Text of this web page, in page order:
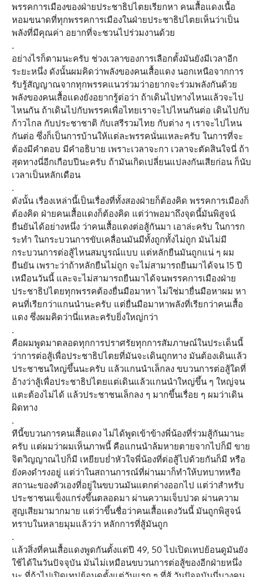
พรรคการเมืองของฝ่ายประชาธิปไตยเรียกหา คนเสื้อแดงเนื้อ
หอมขนาดที่ทุกพรรคการเมืองในฝ่ายประชาธิปไตยเห็นว่าเป็น
พลังที่มีคุณค่า อยากที่จะชวนไปร่วมงานด้วย
.
อย่างไรก็ตามนะครับ ช่วงเวลาของการเลือกตั้งมันยังมีเวลาอีก
ระยะหนึ่ง ดังนั้นผมคิดว่าพลังของคนเสื้อแดง นอกเหนือจากการ
รับรู้สัญญาณจากทุกพรรคแนวร่วมว่าอยากจะร่วมพลังกันด้วย
พลังของคนเสื้อแดงยังอยากรู้ต่อว่า ถ้าเดินไปทางไหนแล้วจะไป
ไหนกัน ถ้าเดินไปกับพรรคเพื่อไทยเราจะไปไหนกันต่อ เดินไปกับ
ก้าวไกล กับประชาชาติ กับเสรีรวมไทย กับต่าง ๆ เราจะไปไหน
กันต่อ ซึ่งก็เป็นการบ้านให้แต่ละพรรคนั่นแหละครับ ในการที่จะ
ต้องมีคำตอบ มีคำอธิบาย เพราะเวลาจะกา เวลาจะตัดสินใจนี่ ถ้า
สุดทางนี่อีกเกือบปีนะครับ ถ้ามันเกิดเปลี่ยนแปลงกันเสียก่อน ก็นับ
เวลาเป็นหลักเดือน
.
ดังนั้น เรื่องเหล่านี้เป็นเรื่องที่ทั้งสองฝ่ายก็ต้องคิด พรรคการเมืองก็
ต้องคิด ฝ่ายคนเสื้อแดงก็ต้องคิด แต่ว่าพอมาถึงจุดนี้มันพิสูจน์
ยืนยันได้อย่างหนึ่ง ว่าคนเสื้อแดงต่อสู้กันมา เอาล่ะครับ ในการก
ระทำ ในกระบวนการขับเคลื่อนมันมีทั้งถูกทั้งไม่ถูก มันไม่มี
กระบวนการต่อสู้ไหนสมบูรณ์แบบ แต่หลักยืนมันถูกแน่ ๆ ผม
ยืนยัน เพราะว่าถ้าหลักยืนไม่ถูก จะไม่สามารถยืนมาได้จน 15 ปี
เหมือนวันนี้ และจะไม่สามารถยืนมาได้จนพรรคการเมืองฝ่าย
ประชาธิปไตยทุกพรรคต้องยื่นมือมาหา ไม่ใช่มายื่นมือหาผม หา
คนที่เรียกว่าแกนนำนะครับ แต่ยื่นมือมาหาพลังที่เรียกว่าคนเสื้อ
แดง ซึ่งผมคิดว่านี่แหละครับยิ่งใหญ่กว่า
.
คือผมพูดมาตลอดทุกการปราศรัยทุกการสัมภาษณ์ในประเด็นนี้
ว่าการต่อสู้เพื่อประชาธิปไตยที่มันจะเดินถูกทาง มันต้องเดินแล้ว
ประชาชนใหญ่ขึ้นนะครับ แล้วแกนนำเล็กลง ขบวนการต่อสู้ใดที่
อ้างว่าสู้เพื่อประชาธิปไตยแต่เดินแล้วแกนนำใหญ่ขึ้น ๆ ใหญ่จน
แตะต้องไม่ได้ แล้วประชาชนเล็กลง ๆ มากขึ้นเรื่อย ๆ ผมว่าเดิน
ผิดทาง
.
ทีนี้ขบวนการคนเสื้อแดง ไม่ได้พูดเข้าข้างพี่น้องที่ร่วมสู้กันมานะ
ครับ แต่ผมว่าผมเห็นภาพนี้ คือแกนนำล้มหายตายจากไปก็มี ขาย
จิตวิญญาณไปก็มี เหยียบย่ำหัวใจพี่น้องที่ต่อสู้ไปด้วยกันก็มี หรือ
ยังคงดำรงอยู่ แต่ว่าในสถานการณ์ที่ผ่านมาก็ทำให้บทบาทหรือ
สถานะของตัวเองที่อยู่ในขบวนมันแตกต่างออกไป แต่ว่าสำหรับ
ประชาชนแข็งแกร่งขึ้นตลอดมา ผ่านความเจ็บปวด ผ่านความ
สูญเสียมามากมาย แต่ว่าขึ้นชื่อว่าคนเสื้อแดงวันนี้ มันถูกพิสูจน์
ทราบในหลายมุมแล้วว่า หลักการที่สู้มันถูก
.
แล้วสิ่งที่คนเสื้อแดงพูดกันตั้งแต่ปี 49, 50 ไปเปิดเทปย้อนดูมันยัง
ใช้ได้ในวันปัจจุบัน มันไม่เหมือนขบวนการต่อสู้ของอีกฝ่ายหนึ่ง